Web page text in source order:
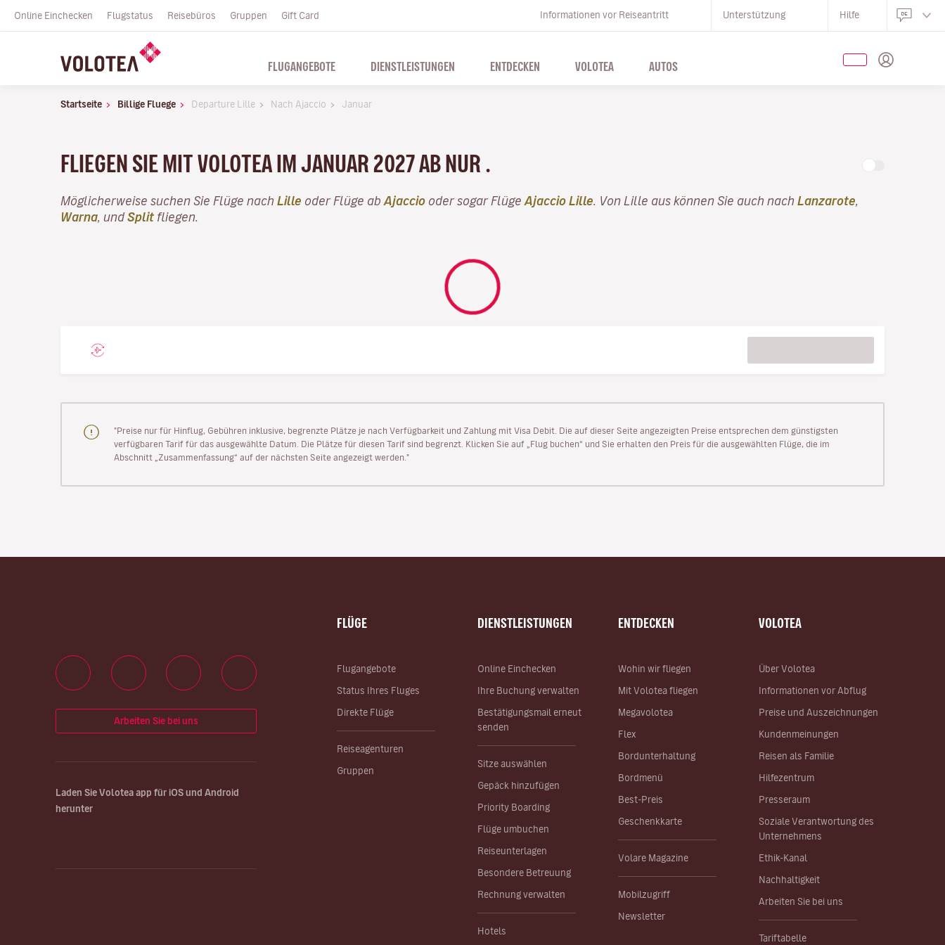
Online Einchecken Flugstatus Reisebüros Gruppen Gift Card Informationen vor Reiseantritt Unterstützung Hilfe
FLUGANGEBOTE DIENSTLEISTUNGEN ENTDECKEN VOLOTEA AUTOS
Startseite Billige Fluege Departure Lille Nach Ajaccio Januar
FLIEGEN SIE MIT VOLOTEA IM JANUAR 2027 AB NUR .
Möglicherweise suchen Sie Flüge nach Lille oder Flüge ab Ajaccio oder sogar Flüge Ajaccio Lille . Von Lille aus können Sie auch nach Lanzarote
Warna , undSplit fliegen.
"Preise nur für Hinflug, Gebühren inklusive, begrenzte Plätze je nach Verfügbarkeit und Zahlung mit Visa Debit. Die auf dieser Seite angezeigten Preise entsprechen dem günstigsten
verfügbaren Tarif für das ausgewählte Datum. Die Plätze für diesen Tarif sind begrenzt. Klicken Sie auf „Flug buchen“ und Sie erhalten den Preis für die ausgewählten Flüge, die im
Abschnitt „Zusammenfassung“ auf der nächsten Seite angezeigt werden."
FLÜGE
Flugangebote
Status Ihres Fluges
Direkte Flüge
Reiseagenturen
Gruppen
DIENSTLEISTUNGEN
Online Einchecken
Ihre Buchung verwalten
Bestätigungsmail erneut
senden
Sitze auswählen
Gepäck hinzufügen
Priority Boarding
Flüge umbuchen
Reiseunterlagen
Besondere Betreuung
Rechnung verwalten
Hotels
ENTDECKEN
Wohin wir fliegen
Mit Volotea fliegen
Megavolotea
Flex
Bordunterhaltung
Bordmenü
Best-Preis
Geschenkkarte
Volare Magazine
Mobilzugriff
Newsletter
VOLOTEA
Über Volotea
Informationen vor Abflug
Preise und Auszeichnungen
Kundenmeinungen
Reisen als Familie
Hilfezentrum
Presseraum
Soziale Verantwortung des
Unternehmens
Ethik-Kanal
Nachhaltigkeit
Arbeiten Sie bei uns
Tariftabelle
Arbeiten Sie bei uns
Laden Sie Volotea app für iOS und Android
herunter